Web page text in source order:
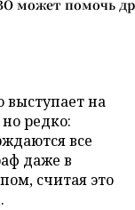
может помочь
выступает на
редко:
все
даже в
считая это